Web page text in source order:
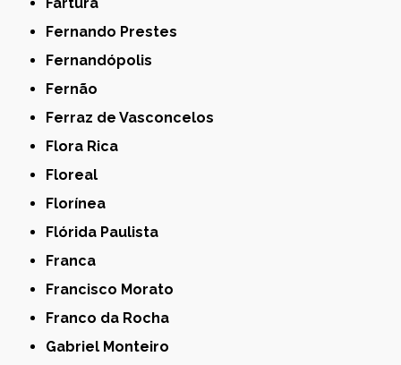
Fernando Prestes
Fernandópolis
Fernão
Ferraz de Vasconcelos
Flora Rica
Floreal
Florínea
Flórida Paulista
Franca
Francisco Morato
Franco da Rocha
Gabriel Monteiro